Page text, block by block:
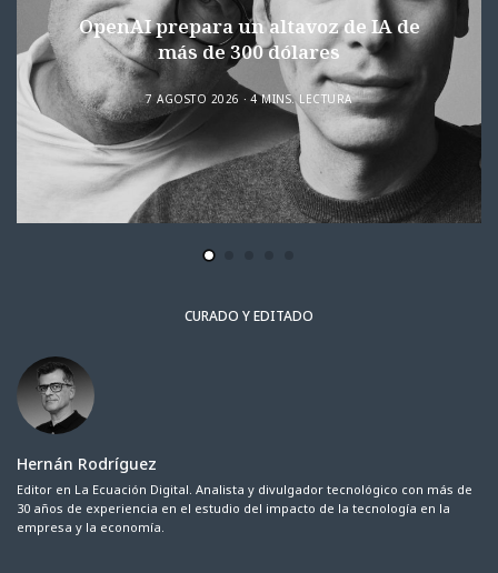
OpenAI prepara un altavoz de IA de
más de 300 dólares
7 AGOSTO 2026 4 MINS. LECTURA
CURADO Y EDITADO
Hernán Rodríguez
Editor en La Ecuación Digital. Analista y divulgador tecnológico con más de
30 años de experiencia en el estudio del impacto de la tecnología en la
empresa y la economía.